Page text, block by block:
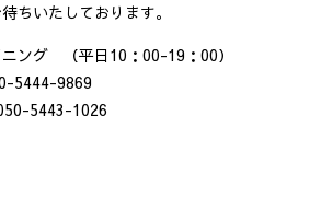
ちいたしております。
ング （平日10：00-19：00）
5444-9869
5443-1026